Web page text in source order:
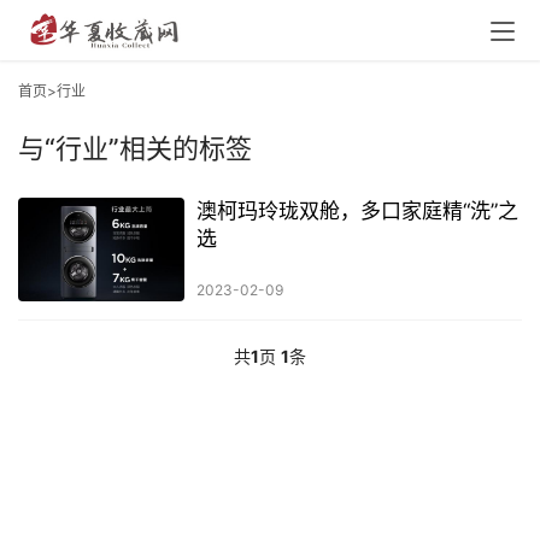
首页>行业
与“行业”相关的标签
澳柯玛玲珑双舱，多口家庭精“洗”之
选
2023-02-09
共1页 1条